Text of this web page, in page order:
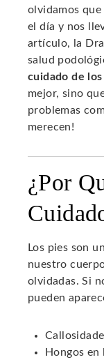
olvidamos
el día y nos
artículo, la
salud
cuidado de
mejor, sino
problemas
merecen!
¿Por
Los pies son
nuestro
olvidadas. Si
pueden
Hongos en